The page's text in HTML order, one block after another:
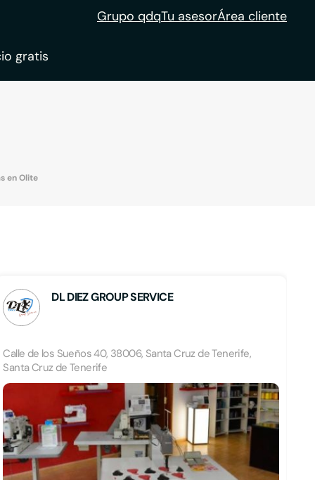
Grupo qdqTu asesorÁrea cliente
gratis
en Olite
DL DIEZ GROUP SERVICE
Calle de los Sueños 40, 38006, Santa Cruz de Tenerife,
Santa Cruz de Tenerife